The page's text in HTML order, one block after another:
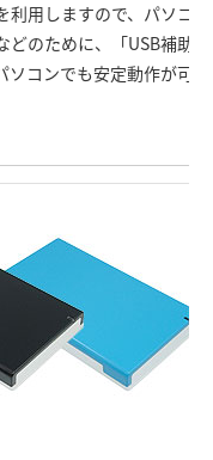
利用しますので、パソコ
どのために、「USB補助
ソコンでも安定動作が可